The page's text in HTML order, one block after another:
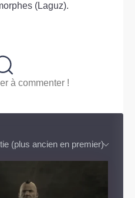
(Laguz).
à commenter !
(plus ancien en premier)